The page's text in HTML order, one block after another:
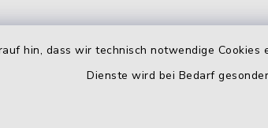
hin, dass wir technisch notwendige
Dienste wird bei Bedarf